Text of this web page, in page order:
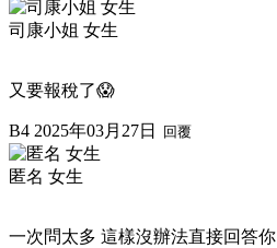
司康小姐 女生
又要報稅了😱
B4 2025年03月27日 回覆
匿名 女生
一次問太多 這樣沒辦法直接回答你